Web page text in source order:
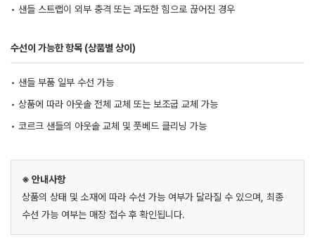
• 샌들 스트랩이 외부 충격 또는 과도한 힘으로 끊어진 경우
수선이 가능한 항목 (상품별 상이)
• 샌들 부품 일부 수선 가능
• 상품에 따라 아웃솔 전체 교체 또는 보조굽 교체 가능
• 코르크 샌들의 아웃솔 교체 및 풋베드 클리닝 가능
※ 안내사항
상품의 상태 및 소재에 따라 수선 가능 여부가 달라질 수 있으며, 최종
수선 가능 여부는 매장 접수 후 확인됩니다.